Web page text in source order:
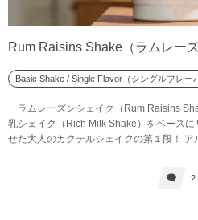
Rum Raisins Shake（ラムレー
Basic Shake / Single Flavor（シングルフレー
「ラムレーズンシェイク（Rum Raisins
乳シェイク（Rich Milk Shake）をベース
せた大人のカクテルシェイクの第１段！ ア
2